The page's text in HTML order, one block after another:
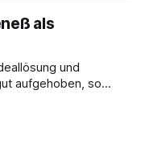
als
und
aufgehoben, so